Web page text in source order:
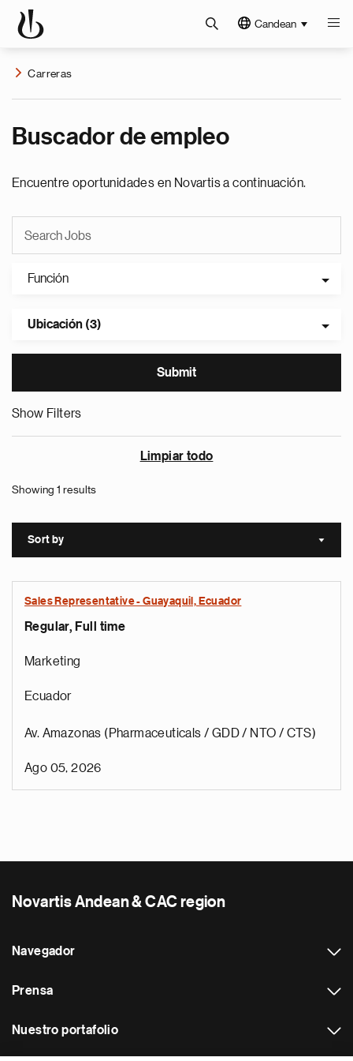
Candean
Carreras
Buscador de empleo
Encuentre oportunidades en Novartis a continuación.
Función
Ubicación (3)
Show Filters
Limpiar todo
Showing 1 results
Sort by Sort
Sales Representative - Guayaquil, Ecuador
Regular, Full time
Marketing
Ecuador
Av. Amazonas (Pharmaceuticals / GDD / NTO / CTS)
Ago 05, 2026
Novartis Andean & CAC region
Navegador
Prensa
Nuestro portafolio